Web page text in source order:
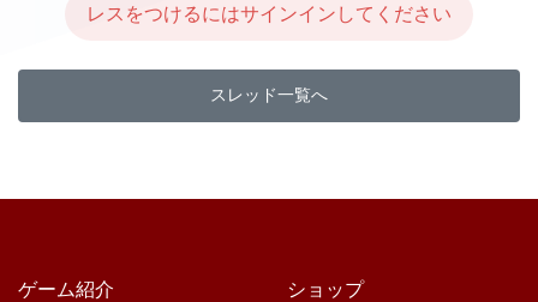
レスをつけるにはサインインしてください
スレッド一覧へ
ゲーム紹介 ショップ